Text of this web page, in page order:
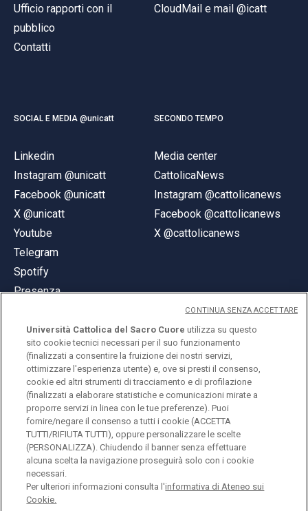
Ufficio rapporti con il
pubblico
Contatti
CloudMail e mail @icatt
SOCIAL E MEDIA @unicatt
Linkedin
Instagram @unicatt
Facebook @unicatt
X @unicatt
Youtube
Telegram
Spotify
Presenza
SECONDO TEMPO
Media center
CattolicaNews
Instagram @cattolicanews
Facebook @cattolicanews
X @cattolicanews
© Università Cattolica del Sacro Cuore
Largo A. Gemelli 1, 20123 Milano
PI 02133120150
ENGLISH
Università Cattolica del Sacro Cuore utilizza su questo
sito cookie tecnici necessari per il suo funzionamento
(finalizzati a consentire la fruizione dei nostri servizi,
ottimizzare l'esperienza utente) e, ove si presti il consenso,
cookie ed altri strumenti di tracciamento e di profilazione
(finalizzati a elaborare statistiche e comunicazioni mirate a
proporre servizi in linea con le tue preferenze). Puoi
fornire/negare il consenso a tutti i cookie (ACCETTA
TUTTI/RIFIUTA TUTTI), oppure personalizzare le scelte
(PERSONALIZZA). Chiudendo il banner senza effettuare
alcuna scelta la navigazione proseguirà solo con i cookie
necessari.
Per ulteriori informazioni consulta l'informativa di Ateneo sui
Cookie.
CONTINUA SENZA ACCETTARE